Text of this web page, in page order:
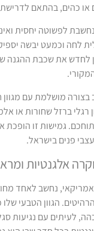
כהים, בהתאם לדרישת
לפשוטה יחסית
לחה וכמעט יבשה
את שכבת ההגנה של
מושלמת עם מגוון
ברזל שחורות או
גמישות זו הופכת
פנים בישראל.
אלגנטיות ומראה
נחשב לאחד
הגוון הטבעי שלו
לעיתים עם נגיעות